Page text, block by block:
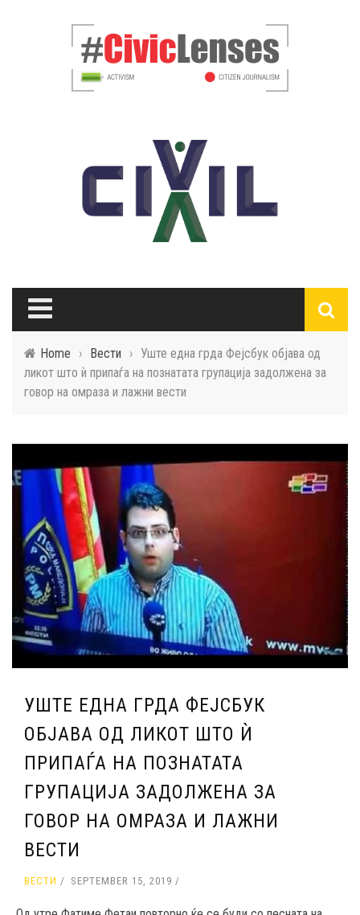
Home › Вести › Уште една грда Фејсбук објава од
ликот што ѝ припаѓа на познатата групација задолжена за
говор на омраза и лажни вести
УШТЕ ЕДНА ГРДА ФЕЈСБУК
ОБЈАВА ОД ЛИКОТ ШТО Ѝ
ПРИПАЃА НА ПОЗНАТАТА
ГРУПАЦИЈА ЗАДОЛЖЕНА ЗА
ГОВОР НА ОМРАЗА И ЛАЖНИ
ВЕСТИ
ВЕСТИ SEPTEMBER 15, 2019